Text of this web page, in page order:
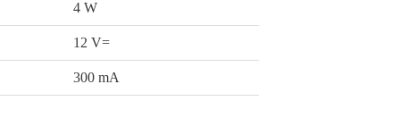
4 W
12 V=
300 mA